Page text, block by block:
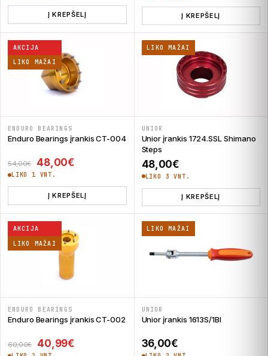
Į KREPŠELĮ Į KREPŠELĮ
AKCIJA
LIKO MAŽAI
ENDURO BEARINGS
Enduro Bearings įrankis CT-004
54,00€ Original price was: 54,00€.
48,00€Current price is: 48,00€.
LIKO 1 VNT.
Į KREPŠELĮ
LIKO MAŽAI
UNIOR
Unior įrankis 1724.SSL Shimano
Steps
48,00€
LIKO 3 VNT.
Į KREPŠELĮ
AKCIJA
LIKO MAŽAI
ENDURO BEARINGS
Enduro Bearings įrankis CT-002
60,00€ Original price was: 60,00€.
40,99€Current price is: 40,99€.
LIKO MAŽAI
UNIOR
Unior įrankis 1613S/1BI
36,00€